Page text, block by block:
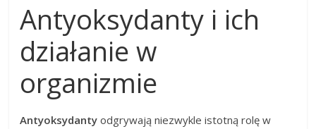
Antyoksydanty i ich
działanie w
organizmie
Antyoksydanty odgrywają niezwykle istotną rolę w